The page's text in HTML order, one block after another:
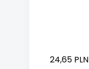
24,65 PLN